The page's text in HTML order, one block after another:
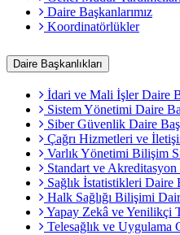
Daire Başkanlarımız
Koordinatörlükler
Daire Başkanlıkları
İdari ve Mali İşler Daire
Sistem Yönetimi Daire
Siber Güvenlik Daire
Çağrı Hizmetleri ve
Varlık Yönetimi Bilişim
Standart ve Akreditasyon
Sağlık İstatistikleri Daire
Halk Sağlığı Bilişimi
Yapay Zekâ ve Yenilikçi
Telesağlık ve Uygulama